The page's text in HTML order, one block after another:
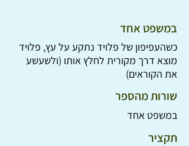
במשפט אחד
כשהעפיפון של פלויד נתקע על עץ, פלויד
מוצא דרך מקורית לחלץ אותו (ולשעשע
את הקוראים)
שורות מהספר
במשפט אחד
תקציר